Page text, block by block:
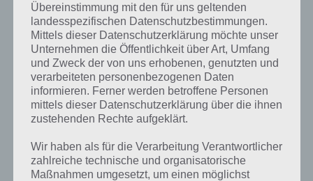
Die obige Lösung stimmt leider nicht mehr?
Wenn die Lösung, die wir dir oben Golf vorgestellt haben, nicht mehr
aktuell sein sollte oder ein Wort in der Lösung von 94 Prozent fehlt,
so teile uns die korrekten Lösungen einfach in den Kommentaren
mit. Nur so können wir stets die aktuellen Antworten auf die
zahlreichen Fragen und Sachverhalte in der App geben. Da die
Entwickler die Lösungen immer mal wieder verändern.
Darum geht es bei 94%
Übereinstimmung mit den für uns geltenden
landesspezifischen Datenschutzbestimmungen.
Mittels dieser Datenschutzerklärung möchte unser
Unternehmen die Öffentlichkeit über Art, Umfang
und Zweck der von uns erhobenen, genutzten und
verarbeiteten personenbezogenen Daten
informieren. Ferner werden betroffene Personen
mittels dieser Datenschutzerklärung über die ihnen
zustehenden Rechte aufgeklärt.
Wir haben als für die Verarbeitung Verantwortlicher
zahlreiche technische und organisatorische
Maßnahmen umgesetzt, um einen möglichst